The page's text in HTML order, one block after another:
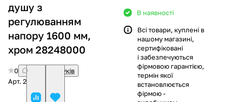
душу з
регулюванням
напору 1600 мм,
хром 28248000
0
Немає відгуків
Арт. 28248000
В наявності
Всі товари, куплені в
нашому магазині,
сертифіковані
і забезпечуються
фірмовою гарантією,
термін якої
встановлюється
фірмою -